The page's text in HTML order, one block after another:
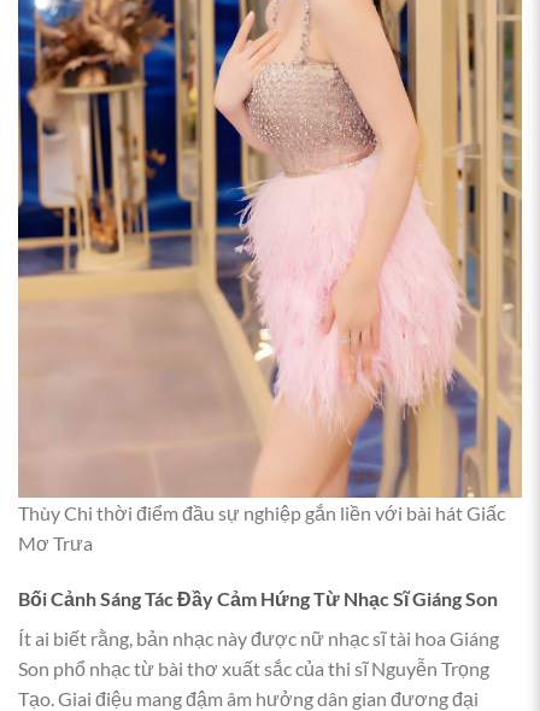
Thùy Chi thời điểm đầu sự nghiệp gắn liền với bài hát Giấc
Mơ Trưa
Bối Cảnh Sáng Tác Đầy Cảm Hứng Từ Nhạc Sĩ Giáng Son
Ít ai biết rằng, bản nhạc này được nữ nhạc sĩ tài hoa Giáng
Son phổ nhạc từ bài thơ xuất sắc của thi sĩ Nguyễn Trọng
Tạo. Giai điệu mang đậm âm hưởng dân gian đương đại